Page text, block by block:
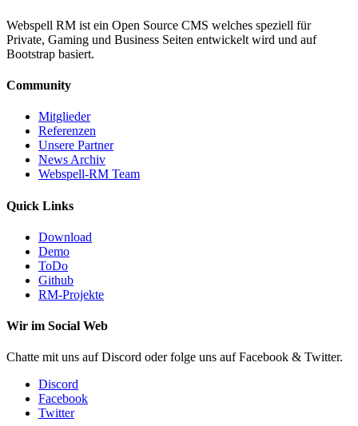
Webspell RM ist ein Open Source CMS welches speziell für
Private, Gaming und Business Seiten entwickelt wird und auf
Bootstrap basiert.
Community
Mitglieder
Referenzen
Unsere Partner
News Archiv
Webspell-RM Team
Quick Links
Download
Demo
ToDo
Github
RM-Projekte
Wir im Social Web
Chatte mit uns auf Discord oder folge uns auf Facebook & Twitter.
Discord
Facebook
Twitter